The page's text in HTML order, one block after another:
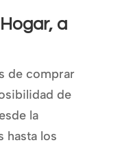
a
de comprar
de
la
hasta los